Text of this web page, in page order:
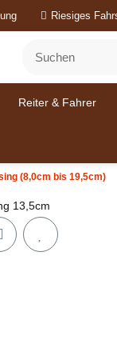
Riesiges
Reiter & Fahrer
(8,0cm bis 19,5cm)